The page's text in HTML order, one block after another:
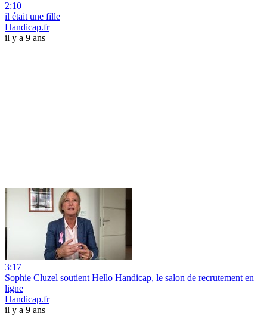
2:10
il était une fille
Handicap.fr
il y a 9 ans
3:17
Sophie Cluzel soutient Hello Handicap, le salon de recrutement en
ligne
Handicap.fr
il y a 9 ans